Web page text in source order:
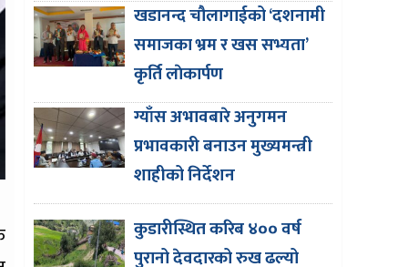
खडानन्द चौलागाईको ‘दशनामी
समाजका भ्रम र खस सभ्यता’
कृर्ति लाेकार्पण
ग्याँस अभावबारे अनुगमन
प्रभावकारी बनाउन मुख्यमन्त्री
शाहीको निर्देशन
कुडारीस्थित करिब ४०० वर्ष
पुरानो देवदारको रुख ढल्यो